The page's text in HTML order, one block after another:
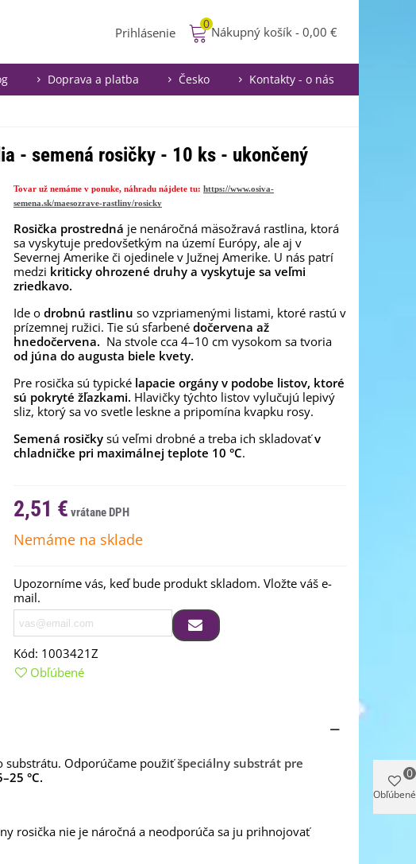
Prihlásenie
0
Nákupný košík - 0,00 €
Doprava a platba Česko Kontakty - o nás
- semená rosičky - 10 ks - ukončený
Tovar už nemáme v ponuke, náhradu nájdete tu: https://www.osiva-
semena.sk/maesozrave-rastliny/rosicky
Rosička prostredná je nenáročná mäsožravá rastlina, ktorá
sa vyskytuje predovšetkým na území Európy, ale aj v
Severnej Amerike či ojedinele v Južnej Amerike. U nás patrí
medzi kriticky ohrozené druhy a vyskytuje sa veľmi
zriedkavo.
Ide o drobnú rastlinu so vzpriamenými listami, ktoré rastú v
prízemnej ružici. Tie sú sfarbené dočervena až
hnedočervena. Na stvole cca 4–10 cm vysokom sa tvoria
od júna do augusta biele kvety.
Pre rosička sú typické lapacie orgány v podobe listov, ktoré
sú pokryté žľazkami. Hlavičky týchto listov vylučujú lepivý
sliz, ktorý sa vo svetle leskne a pripomína kvapku rosy.
Semená rosičky sú veľmi drobné a treba ich skladovaťv
chladničke pri maximálnej teplote 10 °C.
2,51 €
Nemáme na sklade
Upozorníme vás, keď bude produkt skladom. Vložte váš e-
mail.
Kód: 1003421Z
Obľúbené
substrátu. Odporúčame použiťšpeciálny substrát pre
°C.
rosička nie je náročná a neodporúča sa ju prihnojovať
Obľúbené
0